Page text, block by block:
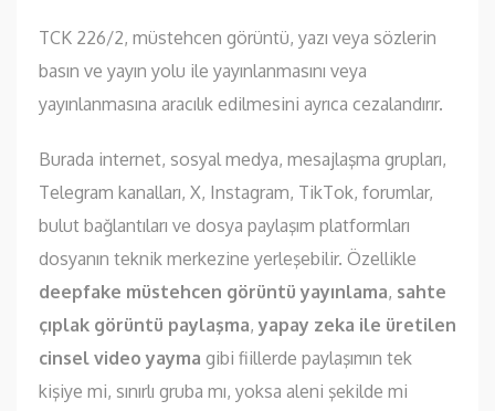
TCK 226/2, müstehcen görüntü, yazı veya sözlerin
basın ve yayın yolu ile yayınlanmasını veya
yayınlanmasına aracılık edilmesini ayrıca cezalandırır.
Burada internet, sosyal medya, mesajlaşma grupları,
Telegram kanalları, X, Instagram, TikTok, forumlar,
bulut bağlantıları ve dosya paylaşım platformları
dosyanın teknik merkezine yerleşebilir. Özellikle
deepfake müstehcen görüntü yayınlama, sahte
çıplak görüntü paylaşma,yapay zeka ile üretilen
cinsel video yayma gibi fiillerde paylaşımın tek
kişiye mi, sınırlı gruba mı, yoksa aleni şekilde mi